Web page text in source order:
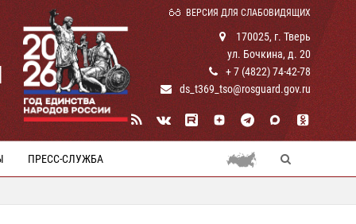
ВЕРСИЯ ДЛЯ СЛАБОВИДЯЩИХ
170025, г. Тверь
ул. Бочкина, д. 20
+ 7 (4822) 74-42-78
ds_t369_tso@rosguard.gov.ru
ПРЕСС-СЛУЖБА